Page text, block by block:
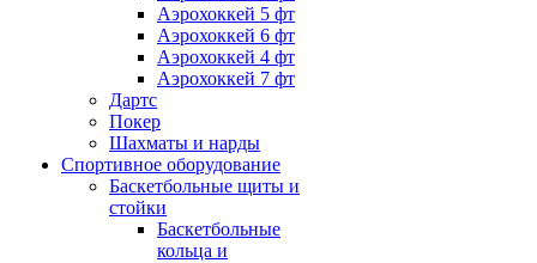
Аэрохоккей 5 фт
Аэрохоккей 6 фт
Аэрохоккей 4 фт
Аэрохоккей 7 фт
Дартс
Покер
Шахматы и нарды
Спортивное оборудование
Баскетбольные щиты и
стойки
Баскетбольные
кольца и